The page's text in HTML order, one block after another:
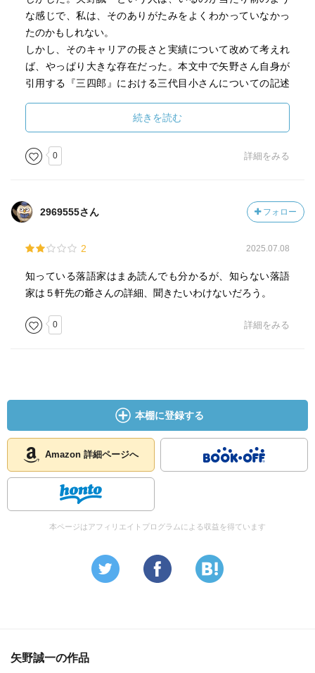
生涯つつましい長屋暮らしを通したことで知られる彦六の
ンでたて、食堂車でオートミールの食べ方を著者に得意げ
に教授し、「落語家のなかでホームスパンのジャケットを
最初に着」るようなモダンな横顔があったことをはじめて
数。
な感じで、私は、そのありがたみをよくわかっていなかっ
たのかもしれない。
しかし、そのキャリアの長さと実績について改めて考えれ
ば、やっぱり大きな存在だった。本文中で矢野さん自身が
引用する『三四郎』における三代目小さんについての記述
当てはめられるように思う。
他の著作も読みたいなと思いながら、早くも読み終わって
しまった。
続きを読む
0 詳細をみる
2969555さん フォロー
2 2025.07.08
知っている落語家はまあ読んでも分かるが、知らない落語
家は５軒先の爺さんの詳細、聞きたいわけないだろう。
0 詳細をみる
本棚に登録する
Amazon 詳細ページへ
本ページはアフィリエイトプログラムによる収益を得ています
矢野誠一の作品